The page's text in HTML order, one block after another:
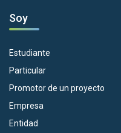
Soy
Estudiante
Particular
Promotor de un proyecto
Empresa
Entidad